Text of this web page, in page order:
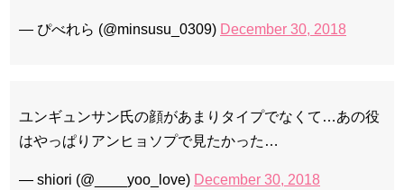
— ぴべれら (@minsusu_0309) December 30, 2018
ユンギュンサン氏の顔があまりタイプでなくて…あの役
はやっぱりアンヒョソプで見たかった…
— shiori (@____yoo_love) December 30, 2018